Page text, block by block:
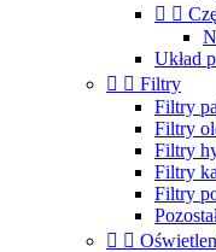
 
Układ
  Filtry
Filtry
Filtry
Filtry
Filtry
Filtry
 